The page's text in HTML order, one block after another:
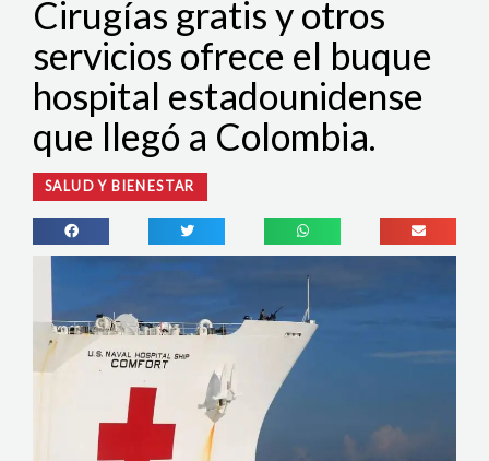
Cirugías gratis y otros
servicios ofrece el buque
hospital estadounidense
que llegó a Colombia.
SALUD Y BIENESTAR